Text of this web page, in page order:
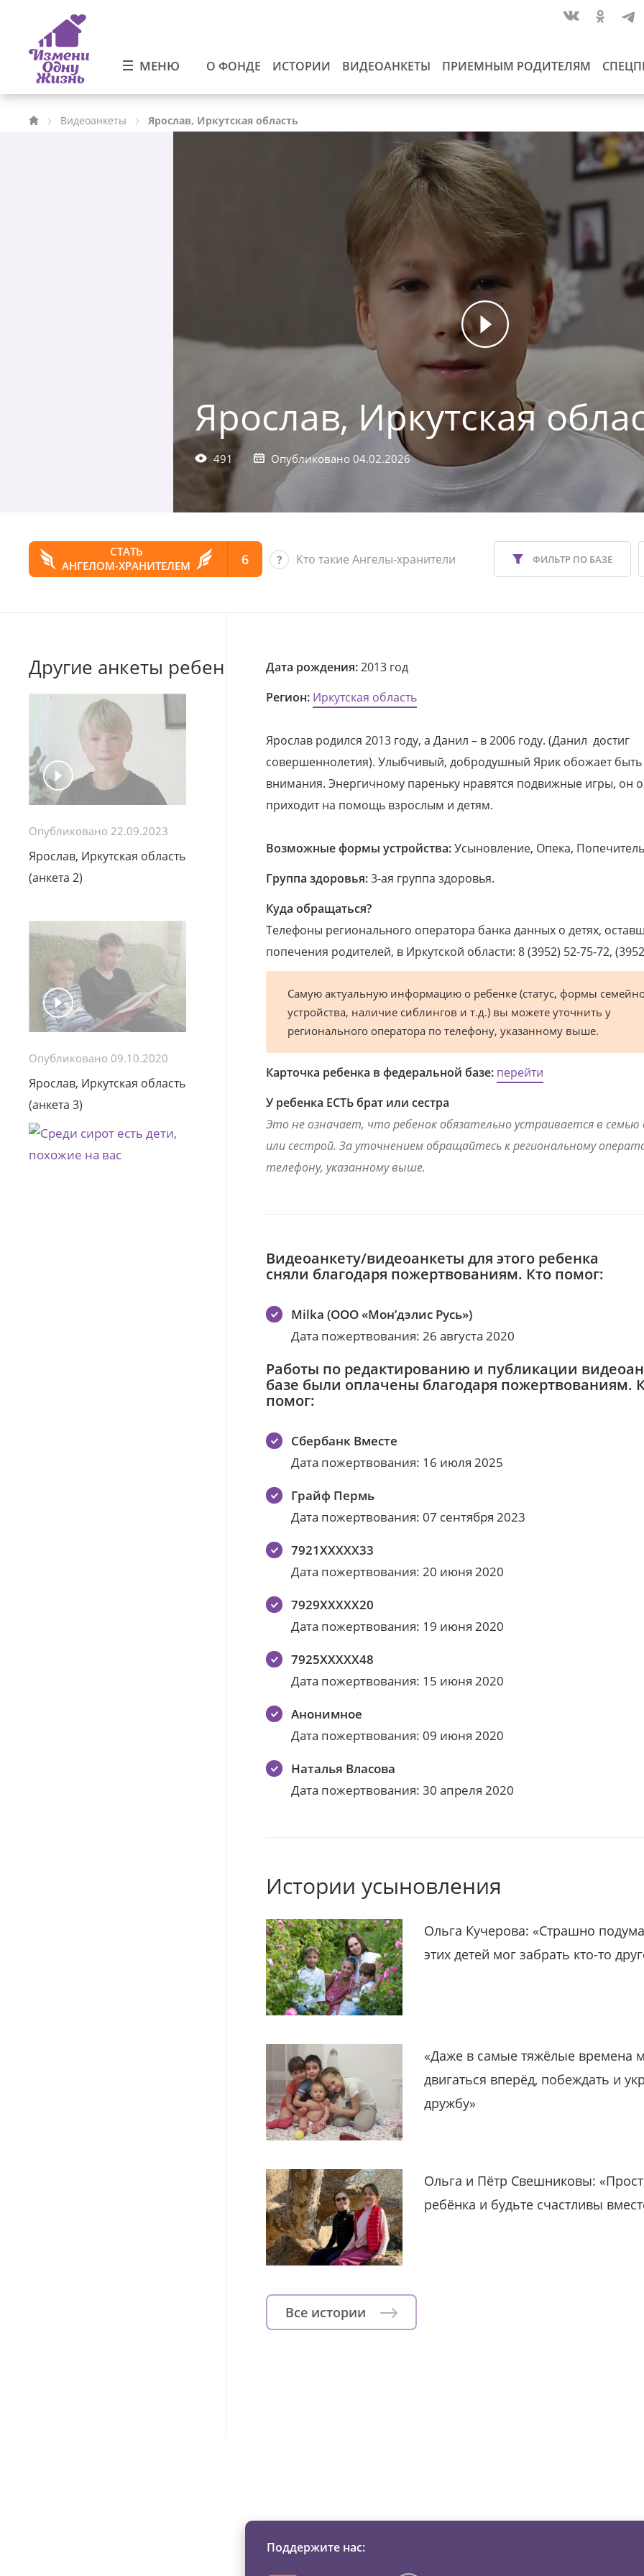
МЕНЮ О ФОНДЕ ИСТОРИИ ВИДЕОАНКЕТЫ ПРИЕМНЫМ РОДИТЕЛЯМ
Видеоанкеты Ярослав, Иркутская область
Ярослав, Иркутская
491 Опубликовано 04.02.2026
СТАТЬ
АНГЕЛОМ-ХРАНИТЕЛЕМ
6 Кто такие Ангелы-хранители ФИЛЬТР ПО БАЗЕ
Другие анкеты ребенка
Опубликовано 22.09.2023
Ярослав, Иркутская область
(анкета 2)
Опубликовано 09.10.2020
Ярослав, Иркутская область
(анкета 3)
Дата рождения:2013 год
Регион: Иркутская область
Ярослав родился 2013 году, а Данил – в 2006 году. (Данил достиг
совершеннолетия). Улыбчивый, добродушный Ярик обожает быть
внимания. Энергичному пареньку нравятся подвижные игры, он
приходит на помощь взрослым и детям.
Возможные формы устройства:Усыновление, Опека,
Группа здоровья:3-ая группа здоровья.
Куда обращаться?
Телефоны регионального оператора банка данных о детях,
попечения родителей, в Иркутской области: 8 (3952) 52-75-72,
Самую актуальную информацию о ребенке (статус, формы
устройства, наличие сиблингов и т.д.) вы можете уточнить у
регионального оператора по телефону, указанному выше.
Карточка ребенка в федеральной базе: перейти
У ребенка ЕСТЬ брат или сестра
Это не означает, что ребенок обязательно устраивается в
или сестрой. За уточнением обращайтесь к региональному
телефону, указанному выше.
Видеоанкету/видеоанкеты для этого ребенка
сняли благодаря пожертвованиям. Кто помог:
Milka (ООО «Мон’дэлис Русь»)
Дата пожертвования: 26 августа 2020
Работы по редактированию и публикации
базе были оплачены благодаря пожертвованиям.
помог:
Сбербанк Вместе
Дата пожертвования: 16 июля 2025
Грайф Пермь
Дата пожертвования: 07 сентября 2023
7921XXXXX33
Дата пожертвования: 20 июня 2020
7929XXXXX20
Дата пожертвования: 19 июня 2020
7925XXXXX48
Дата пожертвования: 15 июня 2020
Анонимное
Дата пожертвования: 09 июня 2020
Наталья Власова
Дата пожертвования: 30 апреля 2020
Истории усыновления
Ольга Кучерова: «Страшно
этих детей мог забрать кто-то
«Даже в самые тяжёлые времена
двигаться вперёд, побеждать и
дружбу»
Ольга и Пётр Свешниковы:
ребёнка и будьте счастливы
Все истории
Поддержите нас: